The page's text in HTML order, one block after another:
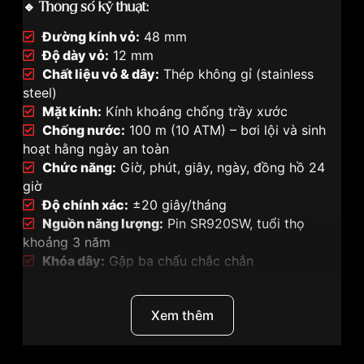
🔹 Thông số kỹ thuật:
Đường kính vỏ: 48 mm
Độ dày vỏ: 12 mm
Chất liệu vỏ & dây: Thép không gỉ (stainless
steel)
Mặt kính: Kính khoáng chống trầy xước
Chống nước: 100 m (10 ATM) – bơi lội và sinh
hoạt hằng ngày an toàn
Chức năng: Giờ, phút, giây, ngày, đồng hồ 24
giờ
Độ chính xác: ±20 giây/tháng
Nguồn năng lượng: Pin SR920SW, tuổi thọ
khoảng 3 năm
Khóa dây: Gập ba chấu chắc chắn
Mặt số xanh quân đội mạnh mẽ:
Xem thêm